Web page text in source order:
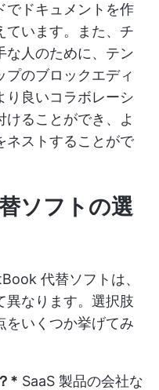
でドキュメントを作
ています。また、チ
な人のために、テン
プのブロックエディ
り良いコラボレーシ
けることができ、よ
ネストすることがで
ソフトの選
代替ソフトは、
異なります。選択肢
をいくつか挙げてみ
* SaaS 製品の会社な